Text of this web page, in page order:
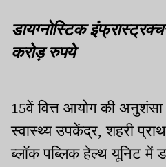
डायग्नोस्टिक
करोड़ रुपये
15वें वित्त आयोग की
स्वास्थ्य उपकेंद्र, शहरी
ब्लॉक पब्लिक हेल्थ यूनिट में